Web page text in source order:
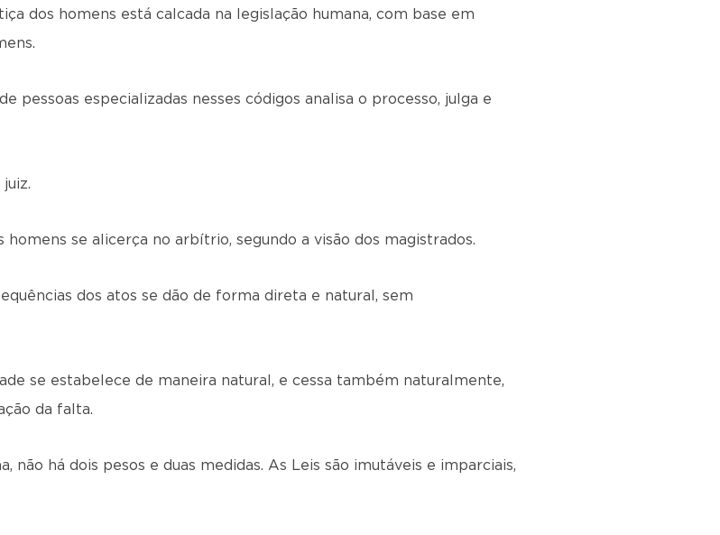
dos homens está calcada na legislação humana, com base em
pessoas especializadas nesses códigos analisa o processo, julga e
homens se alicerça no arbítrio, segundo a visão dos magistrados.
dos atos se dão de forma direta e natural, sem
se estabelece de maneira natural, e cessa também naturalmente,
da falta.
não há dois pesos e duas medidas. As Leis são imutáveis e imparciais,